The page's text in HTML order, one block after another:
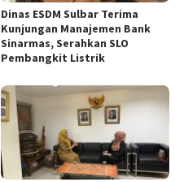
Dinas ESDM Sulbar Terima
Kunjungan Manajemen Bank
Sinarmas, Serahkan SLO
Pembangkit Listrik